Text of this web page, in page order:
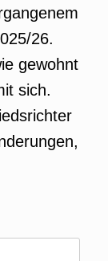
26.
gewohnt
sich.